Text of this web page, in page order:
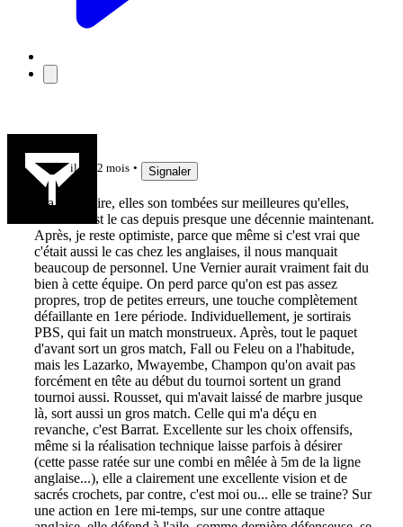
il y a 2 mois Signaler
Y'a pas à dire, elles son tombées sur meilleures qu'elles,
comme c'est le cas depuis presque une décennie maintenant.
Après, je reste optimiste, parce que même si c'est vrai que
c'était aussi le cas chez les anglaises, il nous manquait
beaucoup de personnel. Une Vernier aurait vraiment fait du
bien à cette équipe. On perd parce qu'on est pas assez
propres, trop de petites erreurs, une touche complètement
défaillante en 1ere période. Individuellement, je sortirais
PBS, qui fait un match monstrueux. Après, tout le paquet
d'avant sort un gros match, Fall ou Feleu on a l'habitude,
mais les Lazarko, Mwayembe, Champon qu'on avait pas
forcément en tête au début du tournoi sortent un grand
tournoi aussi. Rousset, qui m'avait laissé de marbre jusque
là, sort aussi un gros match. Celle qui m'a déçu en
revanche, c'est Barrat. Excellente sur les choix offensifs,
même si la réalisation technique laisse parfois à désirer
(cette passe ratée sur une combi en mêlée à 5m de la ligne
anglaise...), elle a clairement une excellente vision et de
sacrés crochets, par contre, c'est moi ou... elle se traine? Sur
une action en 1ere mi-temps, sur une contre attaque